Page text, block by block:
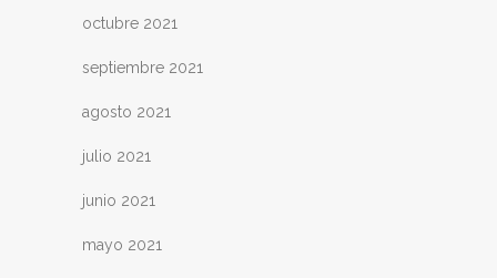
octubre 2021
septiembre 2021
agosto 2021
julio 2021
junio 2021
mayo 2021